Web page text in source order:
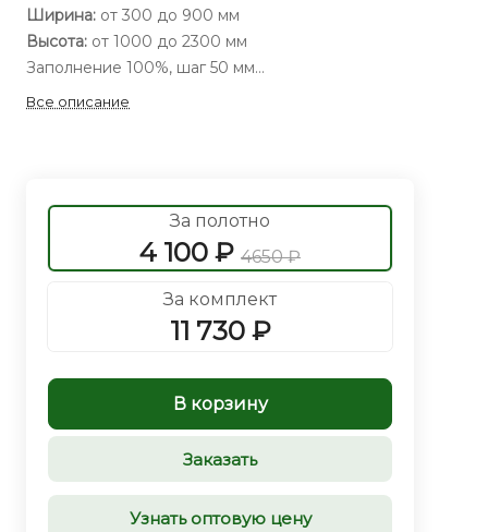
Ширина: от 300 до 900 мм
Высота: от 1000 до 2300 мм
Заполнение 100%, шаг 50 мм
Все описание
За полотно
4 100 ₽ 4650 ₽
За комплект
11 730 ₽
В корзину
Заказать
Узнать оптовую цену